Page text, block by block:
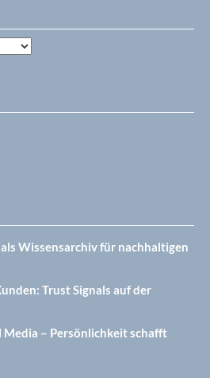
Wissensarchiv für nachhaltigen
Trust Signals auf der
– Persönlichkeit schafft